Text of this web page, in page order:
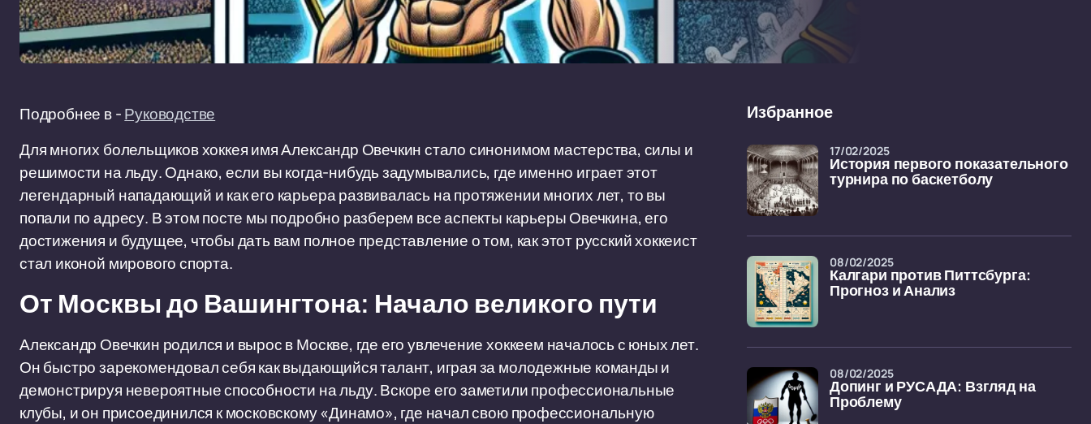
Подробнее в -Руководстве
Для многих болельщиков хоккея имя Александр Овечкин стало синонимом мастерства, силы и
решимости на льду. Однако, если вы когда-нибудь задумывались, где именно играет этот
легендарный нападающий и как его карьера развивалась на протяжении многих лет, то вы
попали по адресу. В этом посте мы подробно разберем все аспекты карьеры Овечкина, его
достижения и будущее, чтобы дать вам полное представление о том, как этот русский хоккеист
стал иконой мирового спорта.
От Москвы до Вашингтона: Начало великого пути
Александр Овечкин родился и вырос в Москве, где его увлечение хоккеем началось с юных лет.
Он быстро зарекомендовал себя как выдающийся талант, играя за молодежные команды и
демонстрируя невероятные способности на льду. Вскоре его заметили профессиональные
клубы, и он присоединился к московскому «Динамо», где начал свою профессиональную
Избранное
История первого показательного
турнира по баскетболу
17/02/2025
Калгари против Питтсбурга:
Прогноз и Анализ
08/02/2025
Допинг и РУСАДА: Взгляд на
Проблему
08/02/2025